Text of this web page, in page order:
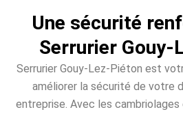
Une sécurité
Serrurier Gouy-
Serrurier Gouy-Lez-Piéton est
améliorer la sécurité de votre
entreprise. Avec les